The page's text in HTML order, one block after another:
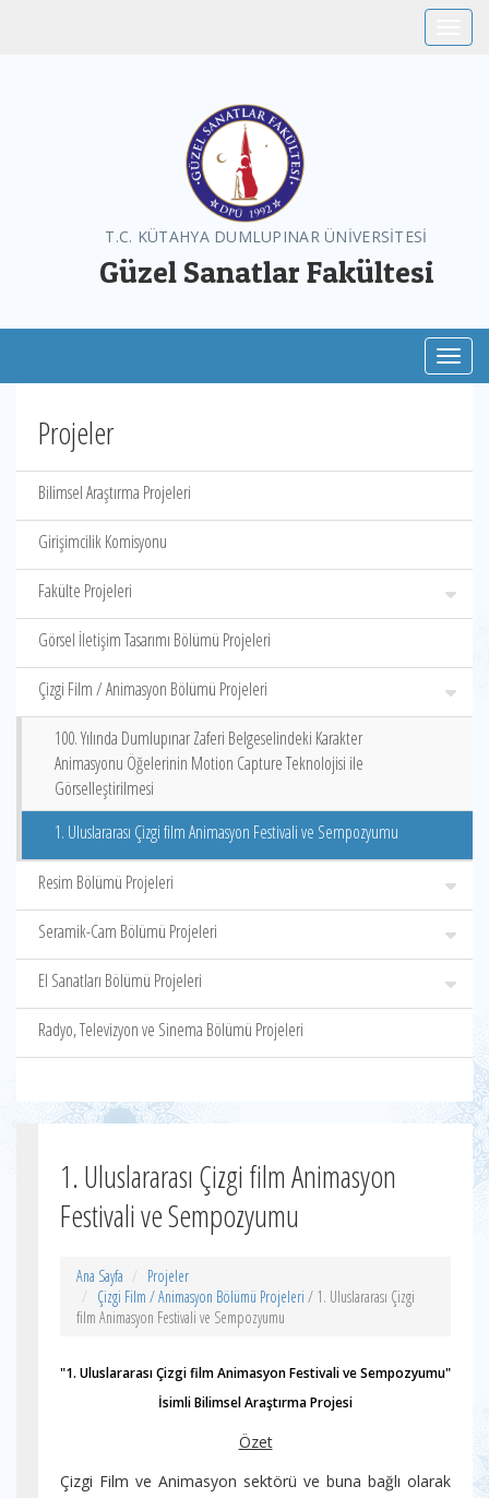
T.C. KÜTAHYA DUMLUPINAR ÜNİVERSİTESİ
Güzel Sanatlar Fakültesi
Projeler
Bilimsel Araştırma Projeleri
Girişimcilik Komisyonu
Fakülte Projeleri
Görsel İletişim Tasarımı Bölümü Projeleri
Çizgi Film / Animasyon Bölümü Projeleri
100. Yılında Dumlupınar Zaferi Belgeselindeki Karakter
Animasyonu Öğelerinin Motion Capture Teknolojisi ile
Görselleştirilmesi
1. Uluslararası Çizgi film Animasyon Festivali ve Sempozyumu
Resim Bölümü Projeleri
Seramik-Cam Bölümü Projeleri
El Sanatları Bölümü Projeleri
Radyo, Televizyon ve Sinema Bölümü Projeleri
1. Uluslararası Çizgi film Animasyon
Festivali ve Sempozyumu
Ana Sayfa
Projeler
Çizgi Film / Animasyon Bölümü Projeleri / 1. Uluslararası Çizgi
film Animasyon Festivali ve Sempozyumu
"1. Uluslararası Çizgi film Animasyon Festivalive Sempozyumu"
İsimli Bilimsel Araştırma Projesi
Özet
Çizgi Film ve Animasyon sektörü ve buna bağlı olarak